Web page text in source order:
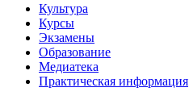
Культура
Курсы
Экзамены
Образование
Медиатека
Практическая информация